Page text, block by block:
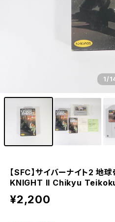
【MK3】セガ マーク3 - SEGA
【SS】セガサターン - SEGA
【DC】ドリームキャスト - DREAM
【PCE】PCエンジン - PC ENGINE
1/
【SFC】サイバーナイト2 地
KNIGHT II Chikyu
¥2,200